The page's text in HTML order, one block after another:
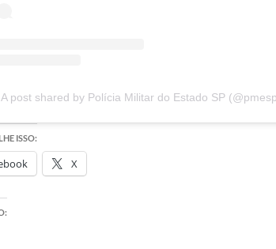
A post shared by Polícia Militar do Estado SP
ISSO:
X